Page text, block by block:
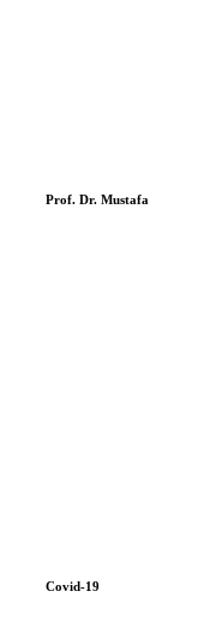
Prof. Dr. Mustafa
Covid-19